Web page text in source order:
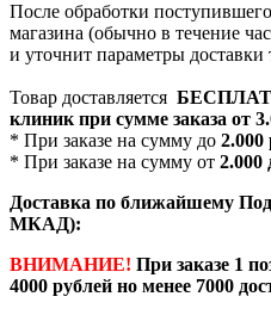
После обработки
магазина (обычно в течение
и уточнит параметры доставки
Товар доставляется
клиник при сумме заказа от
* При заказе на сумму до 2.000
* При заказе на сумму от 2.000
Доставка по ближайшему
МКАД):
ВНИМАНИЕ! При заказе 1
4000 рублей но менее 7000